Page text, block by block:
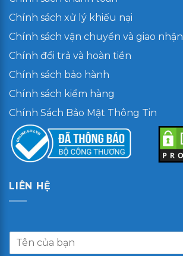
Chính sách xử lý khiếu nại
Chính sách vận chuyển và giao nhận
Chính đổi trả và hoàn tiền
Chính sách bảo hành
Chính sách kiểm hàng
Chính Sách Bảo Mật Thông Tin
LIÊN HỆ